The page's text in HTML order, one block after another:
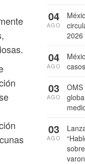
2026
04
AGO
04
AGO
03
AGO
03
AGO